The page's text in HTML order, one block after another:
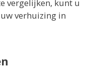
vergelijken, kunt u
verhuizing in